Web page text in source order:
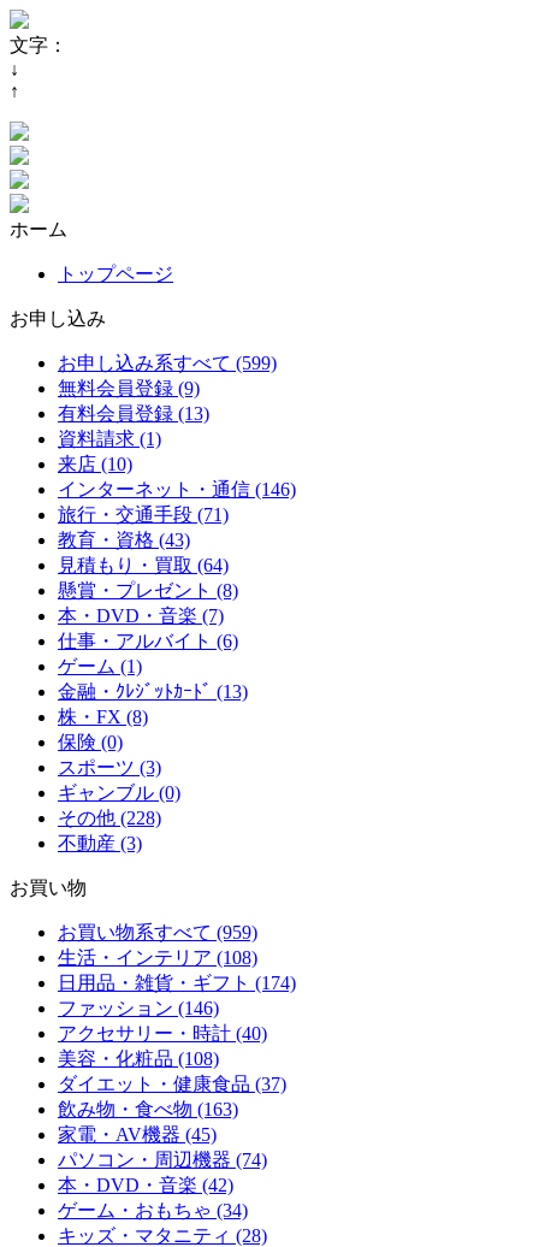
文字：
↓
↑
ホーム
トップページ
お申し込み
お申し込み系すべて (599)
無料会員登録 (9)
有料会員登録 (13)
資料請求 (1)
来店 (10)
インターネット・通信 (146)
旅行・交通手段 (71)
教育・資格 (43)
見積もり・買取 (64)
懸賞・プレゼント (8)
本・DVD・音楽 (7)
仕事・アルバイト (6)
ゲーム (1)
金融・ｸﾚｼﾞｯﾄｶｰﾄﾞ (13)
株・FX (8)
保険 (0)
スポーツ (3)
ギャンブル (0)
その他 (228)
不動産 (3)
お買い物
お買い物系すべて (959)
生活・インテリア (108)
日用品・雑貨・ギフト (174)
ファッション (146)
アクセサリー・時計 (40)
美容・化粧品 (108)
ダイエット・健康食品 (37)
飲み物・食べ物 (163)
家電・AV機器 (45)
パソコン・周辺機器 (74)
本・DVD・音楽 (42)
ゲーム・おもちゃ (34)
キッズ・マタニティ (28)